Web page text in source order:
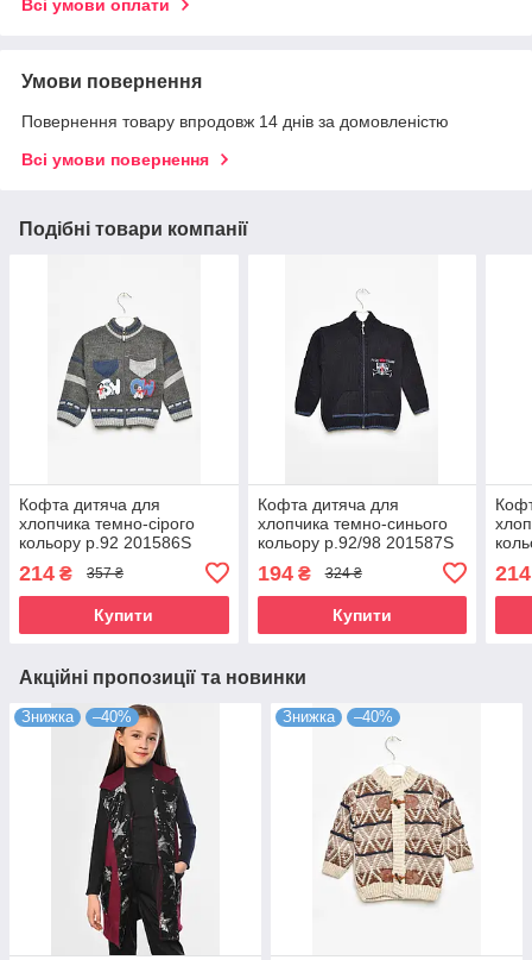
Всі умови оплати
Умови повернення
Повернення товару впродовж 14 днів за домовленістю
Всі умови повернення
Подібні товари компанії
Кофта дитяча для
хлопчика темно-сірого
кольору р.92 201586S
214 ₴ 357 ₴
Купити
Кофта дитяча для
хлопчика темно-синього
кольору р.92/98 201587S
194₴ 324 ₴
Купити
214
Акційні пропозиції та новинки
Знижка –40% Знижка –40%